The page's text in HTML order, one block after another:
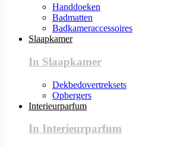
Handdoeken
Badmatten
Badkameraccessoires
Slaapkamer
In Slaapkamer
Dekbedovertreksets
Opbergers
Interieurparfum
In Interieurparfum